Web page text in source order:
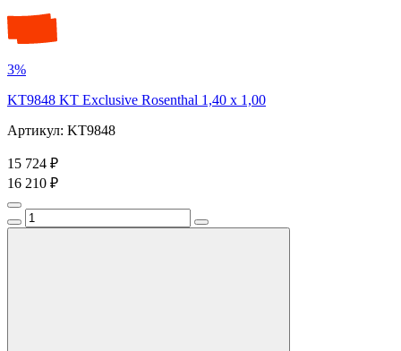
3%
KT9848 KT Exclusive Rosenthal 1,40 x 1,00
Артикул: KT9848
15 724 ₽
16 210 ₽